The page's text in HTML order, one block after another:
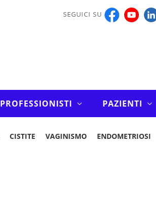
SEGUICI SU
PROFESSIONISTI PAZIENTI
CISTITE VAGINISMO ENDOMETRIOSI